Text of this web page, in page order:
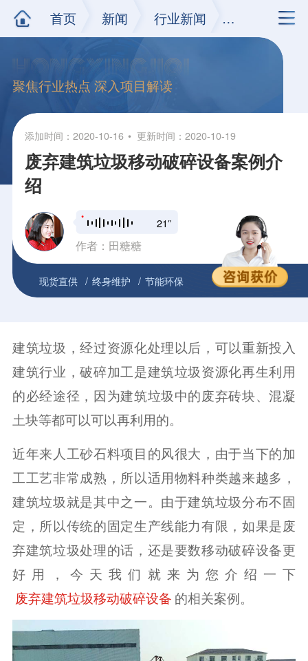
首页 新闻 行业新闻 正文
聚焦行业热点 深入项目解读
添加时间：2020-10-16 更新时间：2020-10-19
废弃建筑垃圾移动破碎设备案例介
绍
21″
作者：田糖糖
现货直供 终身维护 节能环保
建筑垃圾，经过资源化处理以后，可以重新投入
建筑行业，破碎加工是建筑垃圾资源化再生利用
的必经途径，因为建筑垃圾中的废弃砖块、混凝
土块等都可以可以再利用的。
近年来人工砂石料项目的风很大，由于当下的加
工工艺非常成熟，所以适用物料种类越来越多，
建筑垃圾就是其中之一。由于建筑垃圾分布不固
定，所以传统的固定生产线能力有限，如果是废
弃建筑垃圾处理的话，还是要数移动破碎设备更
好用，今天我们就来为您介绍一下
废弃建筑垃圾移动破碎设备 的相关案例。